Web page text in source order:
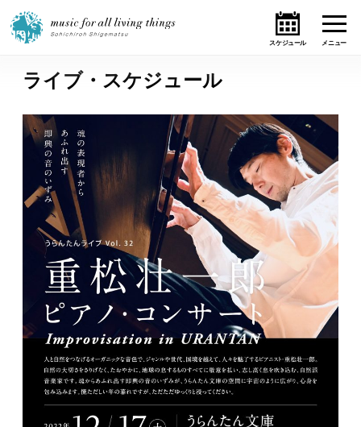
ホーム
ニュース
テーマ
ライブ・スケジュール
作品
オンライン・ショップ
ギャラリー
日々のレポート
ライブ・スケジュール